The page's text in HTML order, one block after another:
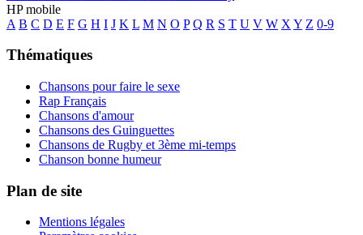
HP mobile
A B C D E F G H I J K L M N O P Q R S T U V W X Y Z 0-9
Thématiques
Chansons pour faire le sexe
Rap Français
Chansons d'amour
Chansons des Guinguettes
Chansons de Rugby et 3ème mi-temps
Chanson bonne humeur
Plan de site
Mentions légales